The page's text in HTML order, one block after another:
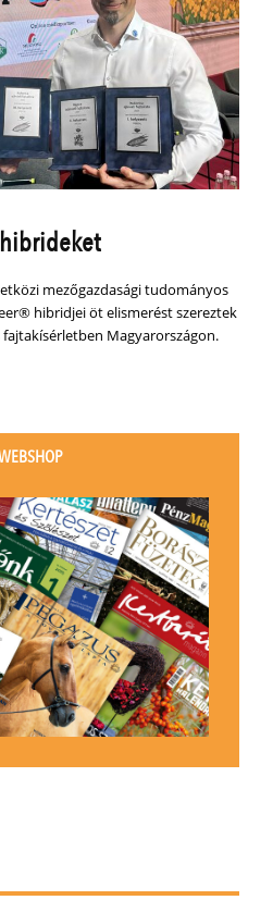
mezőgazdasági tudományos
hibridjei öt elismerést szereztek
Magyarországon.